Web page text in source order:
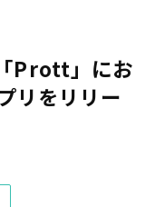
Prott」にお
リをリリー